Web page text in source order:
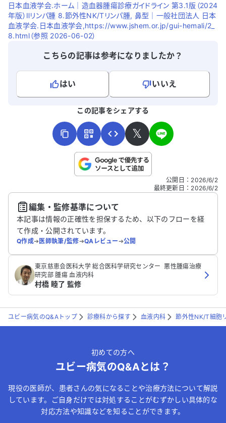
日本血液学会.ホーム｜造血器腫瘍診療ガイドライン 第3.1版（2024
年版）Ⅱリンパ腫 8.節外性NK/Tリンパ腫, 鼻型｜一般社団法人 日本
血液学会.日本血液学会,https://www.jshem.or.jp/gui-hemali/2_
8.html（参照 2026-06-02）
こちらの記事は参考になりましたか？
はい
いいえ
こちらは送信専用のフォームです。氏名やご自身の病気の詳細な
送信する
この記事をシェアする
𝕏
公開日 ： 2026/6/2
最終更新日 ： 2026/6/2
編集・監修基準について
本記事は情報の正確性を担保するため、以下のフローを経
て作成・公開されています。
Q作成➔医師執筆/監修➔QAレビュー➔公開
‪東京慈恵会医科大学 総合医科学研究センター ‬ 悪性腫瘍治療
研究部‬ 腫瘍 血液内科
村橋 睦了 監修
ユビー病気のQ&Aトップ 診療科から探す 血液内科 節外性NK/T細胞
初めての方へ
ユビー病気のQ&Aとは？
現役の医師が、患者さんの気になることや治療方法について解説
しています。ご自身だけでは対処することがむずかしい具体的な
対応方法や知識などを知ることができます。